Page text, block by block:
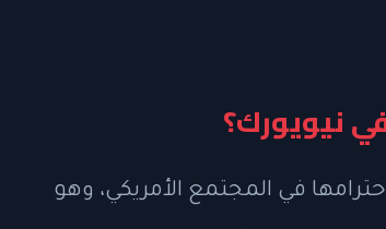
نيويورك؟
في المجتمع الأمريكي، وهو